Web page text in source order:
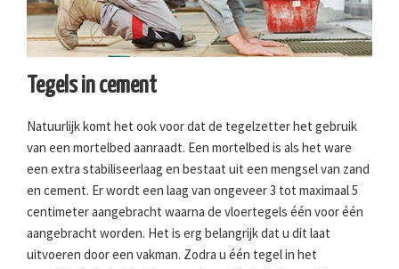
Tegels in cement
Natuurlijk komt het ook voor dat de tegelzetter het gebruik
van een mortelbed aanraadt. Een mortelbed is als het ware
een extra stabiliseerlaag en bestaat uit een mengsel van zand
en cement. Er wordt een laag van ongeveer 3 tot maximaal 5
centimeter aangebracht waarna de vloertegels één voor één
aangebracht worden. Het is erg belangrijk dat u dit laat
uitvoeren door een vakman. Zodra u één tegel in het